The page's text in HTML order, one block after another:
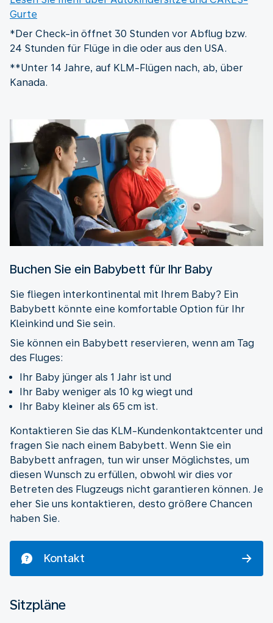
Gurte
*Der Check-in öffnet 30 Stunden vor Abflug bzw.
24 Stunden für Flüge in die oder aus den USA.
**Unter 14 Jahre, auf KLM-Flügen nach, ab, über
Kanada.
Buchen Sie ein Babybett für Ihr Baby
Sie fliegen interkontinental mit Ihrem Baby? Ein
Babybett könnte eine komfortable Option für Ihr
Kleinkind und Sie sein.
Sie können ein Babybett reservieren, wenn am Tag
des Fluges:
Ihr Baby jünger als 1 Jahr ist und
Ihr Baby weniger als 10 kg wiegt und
Ihr Baby kleiner als 65 cm ist.
Kontaktieren Sie das KLM-Kundenkontaktcenter und
fragen Sie nach einem Babybett. Wenn Sie ein
Babybett anfragen, tun wir unser Möglichstes, um
diesen Wunsch zu erfüllen, obwohl wir dies vor
Betreten des Flugzeugs nicht garantieren können. Je
eher Sie uns kontaktieren, desto größere Chancen
haben Sie.
Kontakt
Sitzpläne